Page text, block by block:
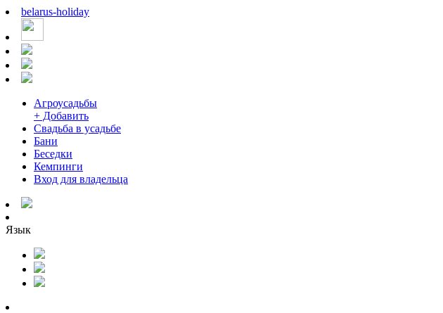
belarus-holiday
Агроусадьбы
+ Добавить
Свадьба в усадьбе
Бани
Беседки
Кемпинги
Вход для владельца
Язык